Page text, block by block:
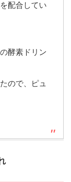
配合してい
酵素ドリン
ので、ピュ